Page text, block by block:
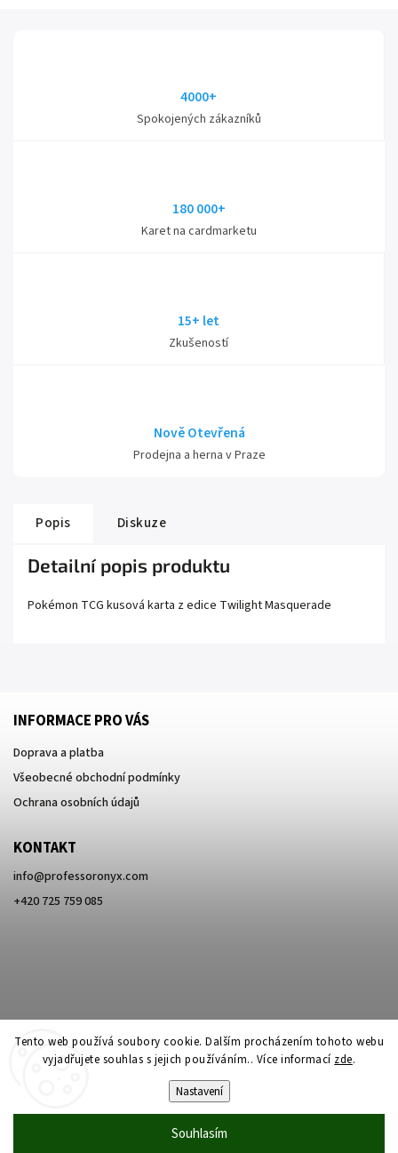
Tento web používá soubory cookie. Dalším procházením tohoto webu
vyjadřujete souhlas s jejich používáním.. Více informací zde.
Nastavení
Souhlasím
4000+
Spokojených zákazníků
180 000+
Karet na cardmarketu
15+ let
Zkušeností
Nově Otevřená
Prodejna a herna v Praze
Popis Diskuze
Detailní popis produktu
Pokémon TCG kusová karta z edice Twilight Masquerade
INFORMACE PRO VÁS
Doprava a platba
Všeobecné obchodní podmínky
Ochrana osobních údajů
KONTAKT
info@professoronyx.com
+420 725 759 085
Professor Onyx. Všechna práva vyhrazena.